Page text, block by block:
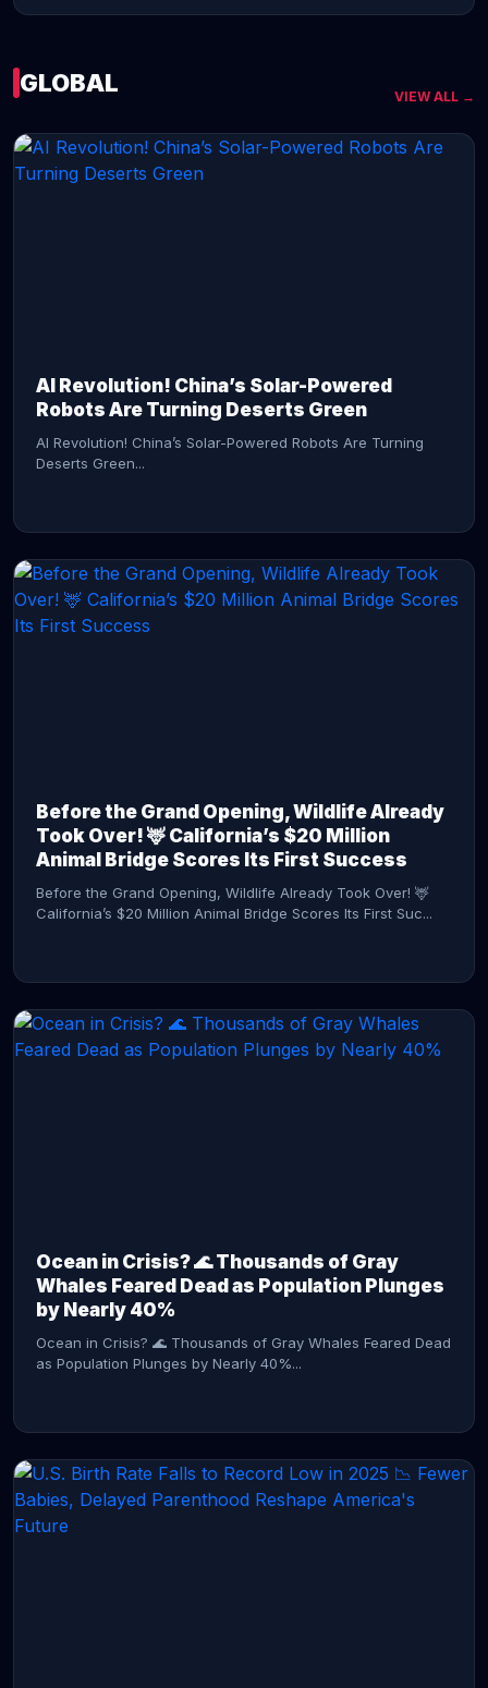
GLOBAL VIEW ALL →
AI Revolution! China’s Solar-Powered
Robots Are Turning Deserts Green
AI Revolution! China’s Solar-Powered Robots Are Turning
Deserts Green...
Before the Grand Opening, Wildlife Already
Took Over! 🦌 California’s $20 Million
Animal Bridge Scores Its First Success
Before the Grand Opening, Wildlife Already Took Over! 🦌
California’s $20 Million Animal Bridge Scores Its First Suc...
Ocean in Crisis? 🌊 Thousands of Gray
Whales Feared Dead as Population Plunges
by Nearly 40%
Ocean in Crisis? 🌊 Thousands of Gray Whales Feared Dead
as Population Plunges by Nearly 40%...